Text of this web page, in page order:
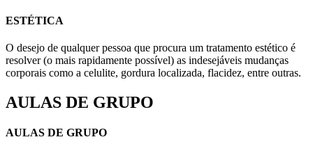
ESTÉTICA
O desejo de qualquer pessoa que procura um tratamento estético é
resolver (o mais rapidamente possível) as indesejáveis mudanças
corporais como a celulite, gordura localizada, flacidez, entre outras.
AULAS DE GRUPO
AULAS DE GRUPO